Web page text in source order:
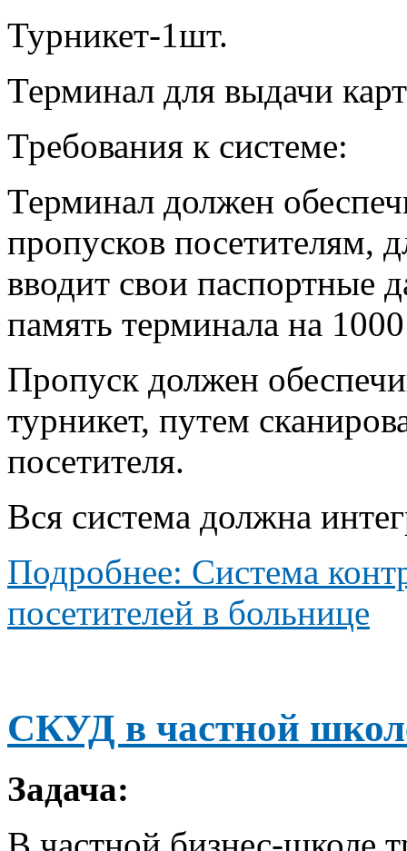
Турникет-1шт.
Терминал для выдачи
Требования к системе:
Терминал должен
пропусков посетителям,
вводит свои паспортные
память терминала на
Пропуск должен
турникет, путем
посетителя.
Вся система должна
Подробнее: Система
посетителей в больнице
СКУД в частной
Задача: